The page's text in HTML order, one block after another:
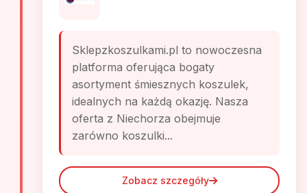
Sklepzkoszulkami.pl to nowoczesna
platforma oferująca bogaty
asortyment śmiesznych koszulek,
idealnych na każdą okazję. Nasza
oferta z Niechorza obejmuje
zarówno koszulki...
Zobacz szczegóły